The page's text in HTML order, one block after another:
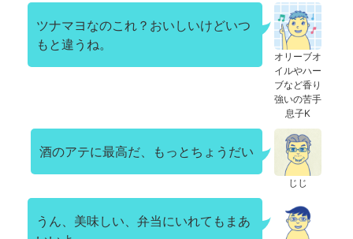
オリーブオ
イルやハー
ブなど香り
強いの苦手
息子K
ツナマヨなのこれ？おいしいけどいつ
もと違うね。
じじ
酒のアテに最高だ、もっとちょうだい
うん、美味しい、弁当にいれてもまあ